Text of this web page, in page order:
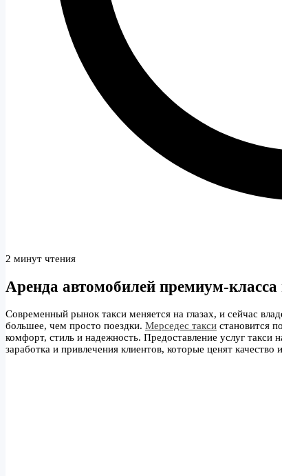
2 минут чтения
Аренда автомобилей премиум-класса
Современный рынок такси меняется на глазах, и сейчас
большее, чем просто поездки. Мерседес такси становится
комфорт, стиль и надежность. Предоставление услуг
заработка и привлечения клиентов, которые ценят качество